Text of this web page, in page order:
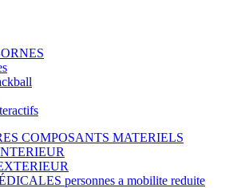
COMPOSANTS MATERIELS
personnes a mobilite reduite